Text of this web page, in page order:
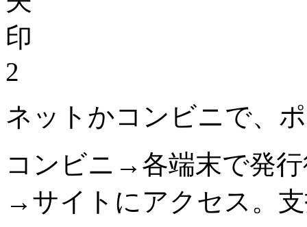
2
ネットかコンビニで、
コンビニ→各端末で発
→サイトにアクセス。